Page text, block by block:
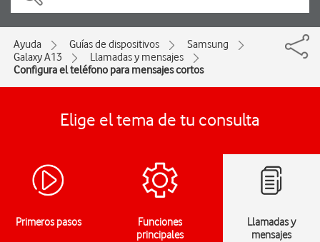
Ayuda Guías de dispositivos
Samsung
Galaxy A13
Llamadas y mensajes
Configura el teléfono para mensajes cortos
Elige el tema de tu consulta
Primeros pasos
Funciones
principales
Llamadas y
mensajes